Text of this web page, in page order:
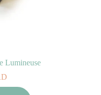
Lumineuse